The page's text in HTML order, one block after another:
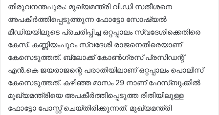
തിരുവനന്തപുരം: മുഖ്യമന്ത്രി വി.ഡി സതീശനെ
അപകീർത്തിപ്പെടുത്തുന്ന ഫോട്ടോ സോഷ്യൽ
മീഡിയയിലൂടെ പ്രചരിപ്പിച്ച ഒറ്റപ്പാലം സ്വദേശിക്കെതിരെ
കേസ്. കണ്ണിയംപുറം സ്വദേശി രാജനെതിരെയാണ്
കേസെടുത്തത്. ബ്ലോക്ക് കോൺഗ്രസ് പ്രസിഡന്റ്
എൻ.കെ ജയരാജന്റെ പരാതിയിലാണ് ഒറ്റപ്പാലം പൊലീസ്
കേസെടുത്തത്. കഴിഞ്ഞ മാസം 29 നാണ് ഫേസ്ബുക്കിൽ
മുഖ്യമന്ത്രിയെ അപകീർത്തിപ്പെടുത്ത രീതിയിലുള്ള
ഫോട്ടോ പോസ്റ്റ് ചെയ്തിരിക്കുന്നത്. മുഖ്യമന്ത്രി